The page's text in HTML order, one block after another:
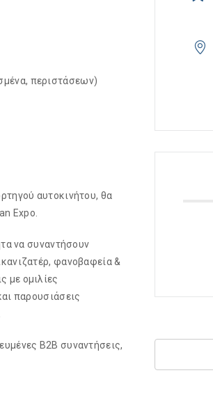
περιστάσεων)
αυτοκινήτου, θα
Expo.
να συναντήσουν
φανοβαφεία &
με ομιλίες
παρουσιάσεις
B2B συναντήσεις,